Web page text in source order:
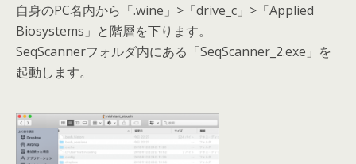
自身のPC名内から「.wine」>「drive_c」>「Applied
Biosystems」と階層を下ります。
SeqScannerフォルダ内にある「SeqScanner_2.exe」を
起動します。